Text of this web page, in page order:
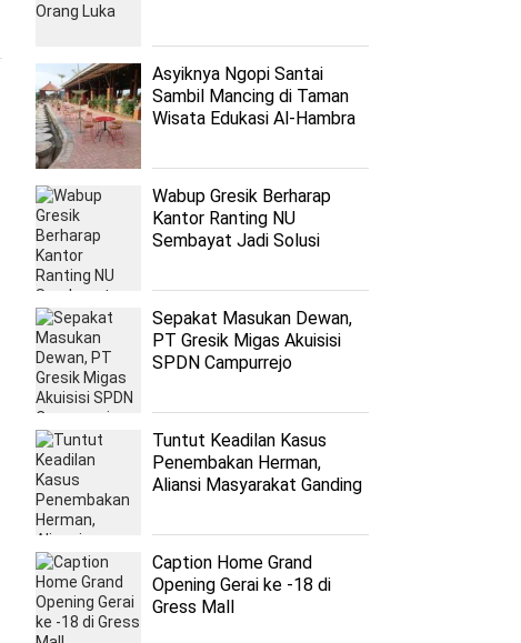
Asyiknya Ngopi Santai
Sambil Mancing di Taman
Wisata Edukasi Al-Hambra
Wabup Gresik Berharap
Kantor Ranting NU
Sembayat Jadi Solusi
Sepakat Masukan Dewan,
PT Gresik Migas Akuisisi
SPDN Campurrejo
Tuntut Keadilan Kasus
Penembakan Herman,
Aliansi Masyarakat Ganding
Sumenep
Caption Home Grand
Opening Gerai ke -18 di
Gress Mall